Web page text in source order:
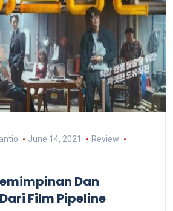
June 14, 2021
Review
Dan
Film Pipeline